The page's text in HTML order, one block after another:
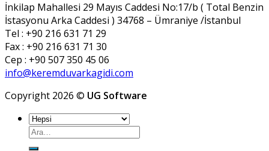
İnkilap Mahallesi 29 Mayıs Caddesi No:17/b ( Total Benzin
İstasyonu Arka Caddesi ) 34768 – Ümraniye /İstanbul
Tel : +90 216 631 71 29
Fax : +90 216 631 71 30
Cep : +90 507 350 45 06
info@keremduvarkagidi.com
Copyright 2026 © UG Software
Ara: